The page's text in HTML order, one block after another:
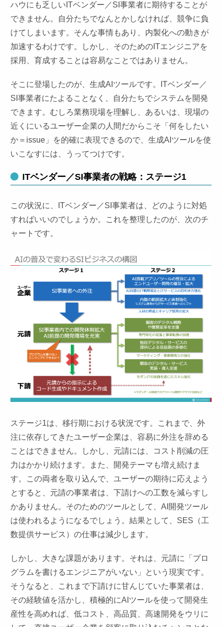
ハウにも乏しいITベンダー／SI事業者に期待することが
できません。自分たちでなんとかしなければ、競争に負
けてしまいます。そんな事情もあり、内製化への動きが
加速するわけです。しかし、そのためのITエンジニアを
採用、育成することは容易なことではありません。
そこに登場したのが、生成AIツールです。ITベンダー／
SI事業者にたよることなく、自分たちでシステムを開発
できます。むしろ業務現場を理解し、あるいは、現場の
近くにいるユーザー企業の人間だからこそ「何をしたい
か＝issue」を的確に表現できるので、生成AIツールを使
いこなすには、うってつけです。
ITベンダー／SI事業者の戦略：ステージ1
この状況に、ITベンダー／SI事業者は、どのように対処
すればいいのでしょうか。これを整理したのが、次のチ
ャートです。
ステージ1は、移行期における状況です。これまで、外
注に依存してきたユーザー企業は、容易に外注を辞める
ことはできません。しかし、元請には、コスト削減の圧
力はかかり続けます。また、開発テーマも増え続けま
す。この両者を取り込んで、ユーザーの期待に応えよう
とすると、元請の事業者は、下請けへの工数を減らすし
かありません。そのためのツールとして、AI開発ツール
は使われるようになるでしょう。結果として、SES（工
数提供サービス）の仕事は減少します。
しかし、大きな課題があります。それは、元請に「プロ
グラムを書けるエンジニアがいない」という現実です。
そうなると、これまで下請けに甘んじていた事業者は、
その経験値を活かし、積極的にAIツールを使って開発生
産性を高めれば、低コスト、高品質、高速開発をウリに